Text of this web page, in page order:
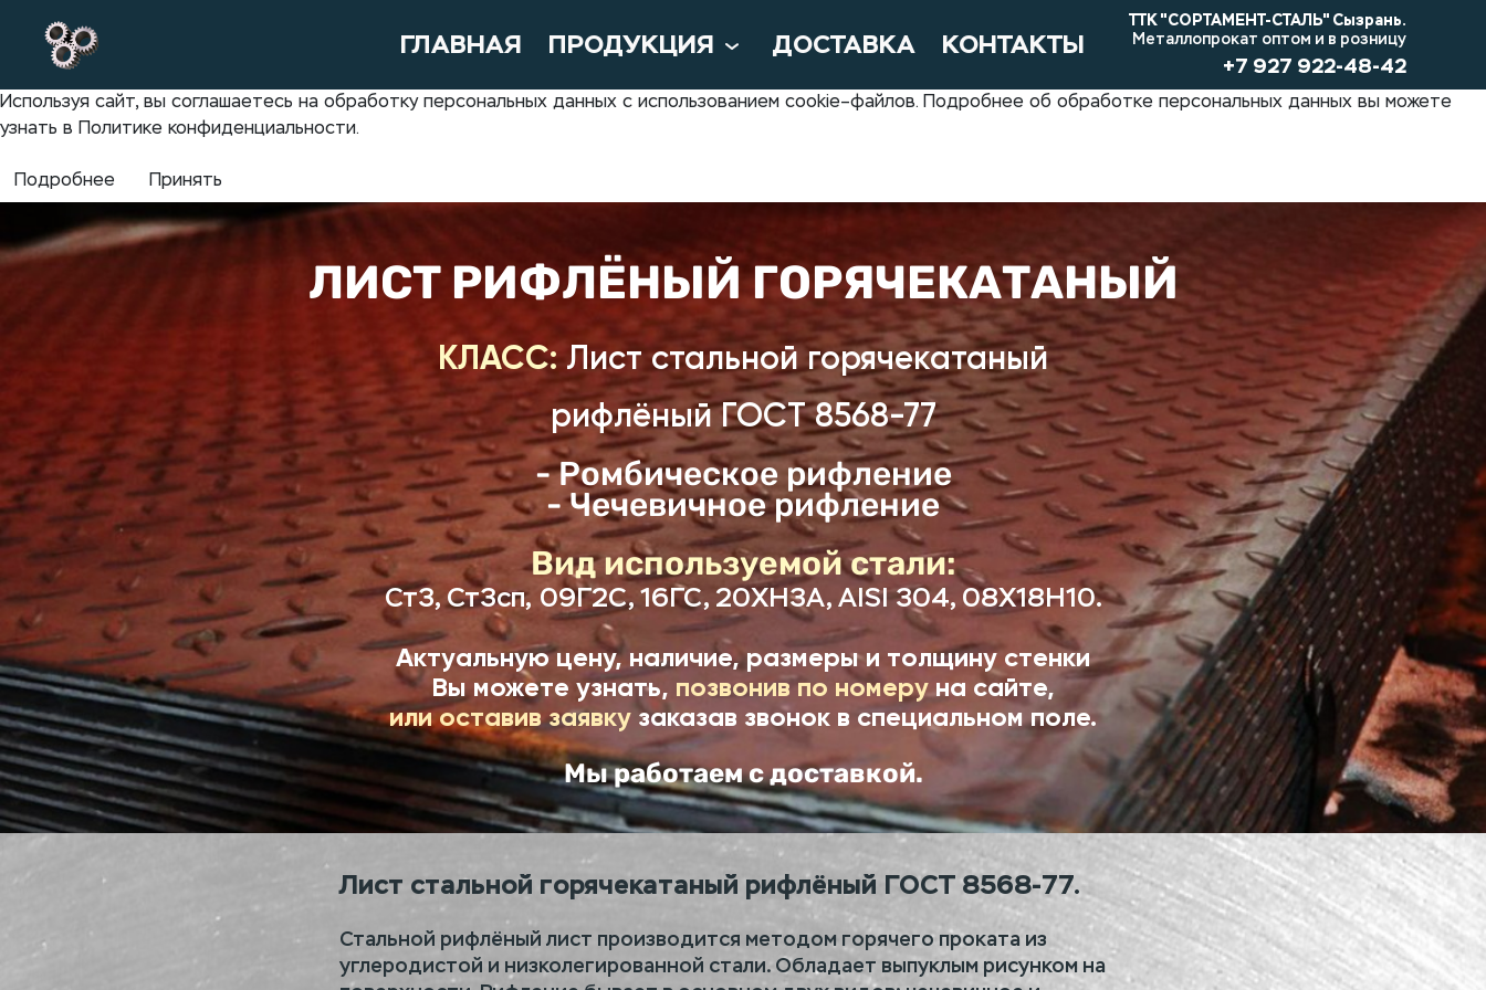
ГЛАВНАЯ ПРОДУКЦИЯ ДОСТАВКА КОНТАКТЫ
ТТК "СОРТАМЕНТ-СТАЛЬ" Сызрань.
Металлопрокат оптом и в розницу
+7 927 922-48-42
Используя сайт, вы соглашаетесь на обработку персональных данных с использованием cookie–файлов. Подробнее об обработке персональных данных вы можете
узнать в Политике конфиденциальности.
Подробнее Принять
ЛИСТ РИФЛЁНЫЙ ГОРЯЧЕКАТАНЫЙ
КЛАСС: Лист стальной горячекатаный
рифлёный ГОСТ 8568-77
- Ромбическое рифление
- Чечевичное рифление
Вид используемой стали:
Ст3, Ст3сп, 09Г2С, 16ГС, 20ХН3А, AISI 304, 08Х18Н10.
Актуальную цену, наличие, размеры и толщину стенки
Вы можете узнать, позвонив по номеруна сайте,
или оставив заявкузаказав звонок в специальном поле.
Мы работаем с доставкой.
Лист стальной горячекатаный рифлёный ГОСТ 8568-77.
Стальной рифлёный лист производится методом горячего проката из
углеродистой и низколегированной стали. Обладает выпуклым рисунком на